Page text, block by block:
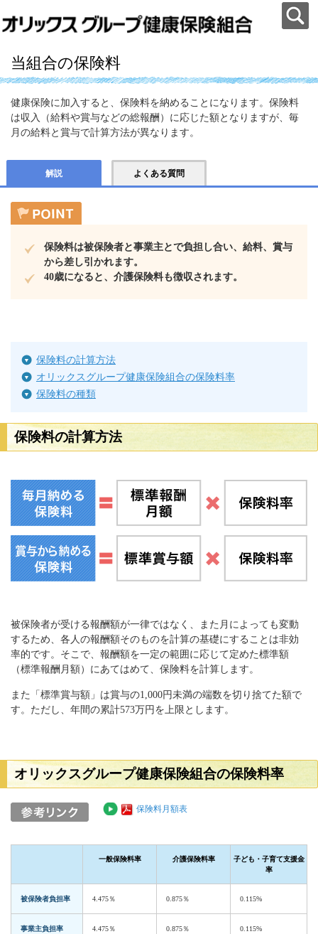
当組合の保険料
健康保険に加入すると、保険料を納めることになります。保険料
は収入（給料や賞与などの総報酬）に応じた額となりますが、毎
月の給料と賞与で計算方法が異なります。
解説 よくある質問
保険料は被保険者と事業主とで負担し合い、給料、賞与
から差し引かれます。
40歳になると、介護保険料も徴収されます。
保険料の計算方法
オリックスグループ健康保険組合の保険料率
保険料の種類
保険料の計算方法
被保険者が受ける報酬額が一律ではなく、また月によっても変動
するため、各人の報酬額そのものを計算の基礎にすることは非効
率的です。そこで、報酬額を一定の範囲に応じて定めた標準額
（標準報酬月額）にあてはめて、保険料を計算します。
また「標準賞与額」は賞与の1,000円未満の端数を切り捨てた額で
す。ただし、年間の累計573万円を上限とします。
オリックスグループ健康保険組合の保険料率
保険料月額表
一般保険料率 介護保険料率
子ども・子育て支援金
率
被保険者負担率 4.475％ 0.875％ 0.115%
事業主負担率 4.475％ 0.875％ 0.115%